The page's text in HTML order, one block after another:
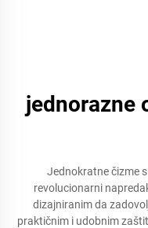
jednorazne
Jednokratne čizme
revolucionarni
dizajniranim da
praktičnim i udobnim